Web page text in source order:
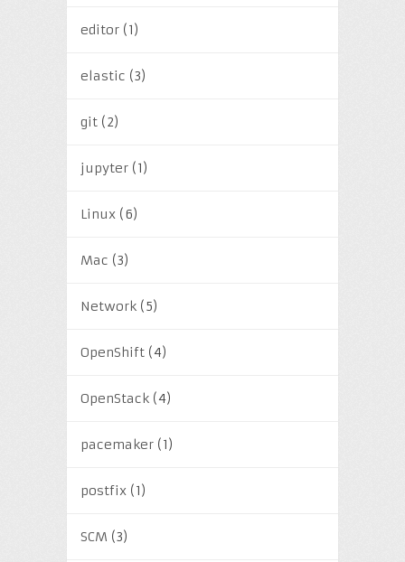
editor(1)
elastic (3)
git(2)
jupyter(1)
Linux(6)
Mac (3)
Network(5)
OpenShift(4)
OpenStack(4)
pacemaker(1)
postfix(1)
SCM (3)